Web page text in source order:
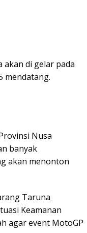
akan di gelar pada
mendatang.
Nusa
banyak
akan menonton
Taruna
Keamanan
agar event MotoGP